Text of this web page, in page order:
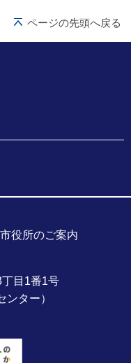
ページの先頭へ戻る
目1番1号
ター）
市役所のご案内